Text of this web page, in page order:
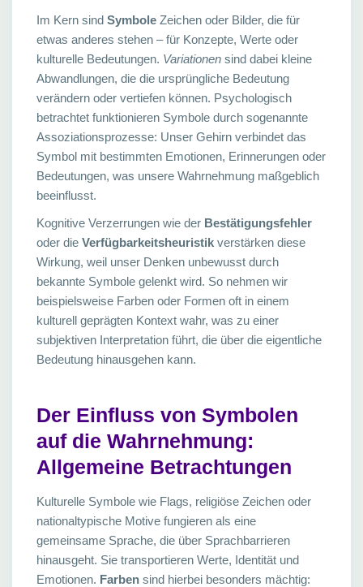
Im Kern sind Symbole Zeichen oder Bilder, die für
etwas anderes stehen – für Konzepte, Werte oder
kulturelle Bedeutungen. Variationen sind dabei kleine
Abwandlungen, die die ursprüngliche Bedeutung
verändern oder vertiefen können. Psychologisch
betrachtet funktionieren Symbole durch sogenannte
Assoziationsprozesse: Unser Gehirn verbindet das
Symbol mit bestimmten Emotionen, Erinnerungen oder
Bedeutungen, was unsere Wahrnehmung maßgeblich
beeinflusst.
Kognitive Verzerrungen wie der Bestätigungsfehler
oder die Verfügbarkeitsheuristik verstärken diese
Wirkung, weil unser Denken unbewusst durch
bekannte Symbole gelenkt wird. So nehmen wir
beispielsweise Farben oder Formen oft in einem
kulturell geprägten Kontext wahr, was zu einer
subjektiven Interpretation führt, die über die eigentliche
Bedeutung hinausgehen kann.
Der Einfluss von Symbolen
auf die Wahrnehmung:
Allgemeine Betrachtungen
Kulturelle Symbole wie Flags, religiöse Zeichen oder
nationaltypische Motive fungieren als eine
gemeinsame Sprache, die über Sprachbarrieren
hinausgeht. Sie transportieren Werte, Identität und
Emotionen. Farben sind hierbei besonders mächtig: